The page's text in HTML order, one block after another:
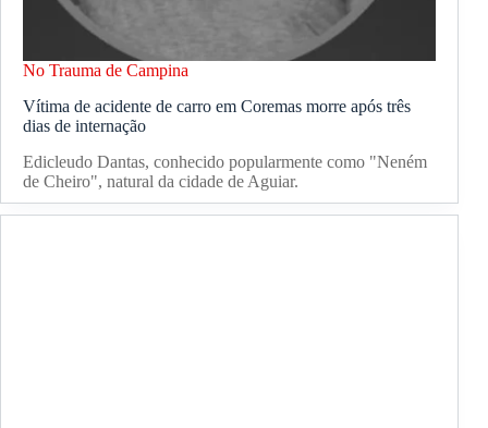
No Trauma de Campina
Vítima de acidente de carro em Coremas morre após três
dias de internação
Edicleudo Dantas, conhecido popularmente como "Neném
de Cheiro", natural da cidade de Aguiar.